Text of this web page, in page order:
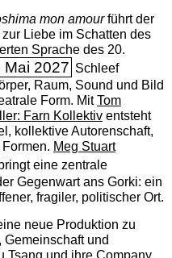
mon amourführt der
Liebe im Schatten des
Sprache des 20.
Mai 2027 Schleef
Raum, Sound und Bild
Form. MitTom
Farn Kollektiventsteht
kollektive Autorenschaft,
Meg Stuart
bringt eine zentrale
Gegenwart ans Gorki: ein
fragiler, politischer Ort.
neue Produktion zu
und